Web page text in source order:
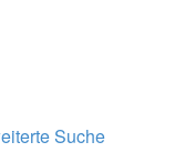
Suche